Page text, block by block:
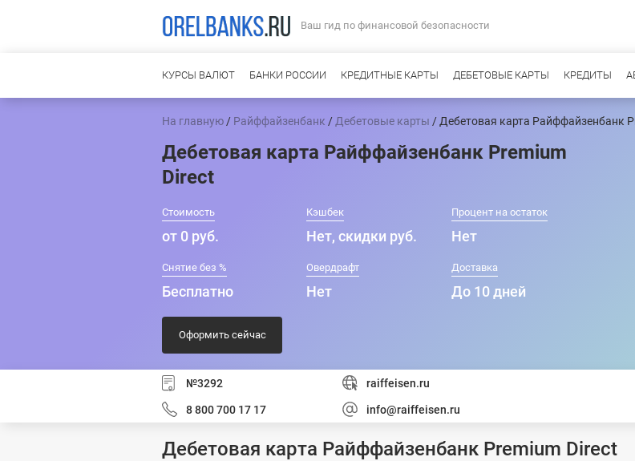
Ваш гид по финансовой безопасности
КУРСЫ ВАЛЮТ БАНКИ РОССИИ КРЕДИТНЫЕ КАРТЫ ДЕБЕТОВЫЕ КАРТЫ КРЕДИТЫ
На главную / Райффайзенбанк / Дебетовые карты / Дебетовая карта Райффайзенбанк
Дебетовая карта Райффайзенбанк Premium
Direct
Стоимость
от 0 руб.
Кэшбек
Нет, скидки руб.
Процент на остаток
Нет
Снятие без %
Бесплатно
Овердрафт
Нет
Доставка
До 10 дней
Оформить сейчас
№3292 raiffeisen.ru
8 800 700 17 17 info@raiffeisen.ru
Дебетовая карта Райффайзенбанк Premium Direct